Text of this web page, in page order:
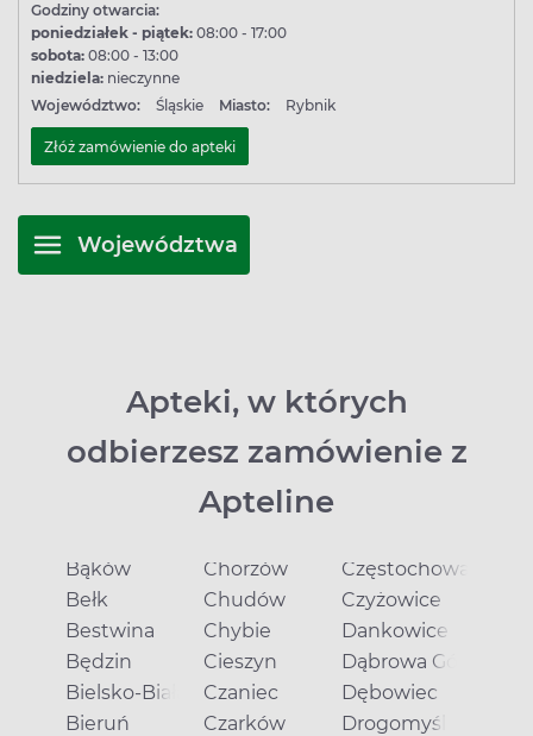
Godziny otwarcia:
poniedziałek - piątek: 08:00 - 17:00
sobota: 08:00 - 13:00
niedziela: nieczynne
Województwo:
Śląskie Miasto: Rybnik
Złóż zamówienie do apteki
Województwa
Apteki, w których
odbierzesz zamówienie z
Apteline
Bąków
Bełk
Bestwina
Będzin
Bielsko-Biała
Bieruń
Chorzów
Chudów
Chybie
Cieszyn
Czaniec
Czarków
Częstochowa
Czyżowice
Dankowice
Dąbrowa Górnicza
Dębowiec
Drogomyśl